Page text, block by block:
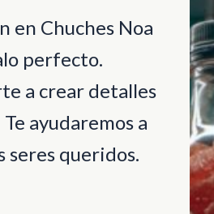
en Chuches Noa
perfecto.
a crear detalles
ayudaremos a
seres queridos.